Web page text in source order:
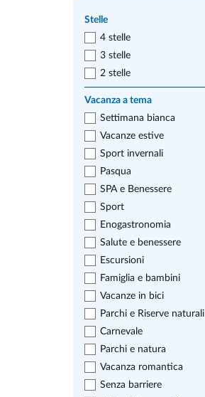
Stelle
4 stelle
3 stelle
2 stelle
Vacanza a tema
Settimana bianca
Vacanze estive
Sport invernali
Pasqua
SPA e Benessere
Sport
Enogastronomia
Salute e benessere
Escursioni
Famiglia e bambini
Vacanze in bici
Parchi e Riserve naturali
Carnevale
Parchi e natura
Vacanza romantica
Senza barriere